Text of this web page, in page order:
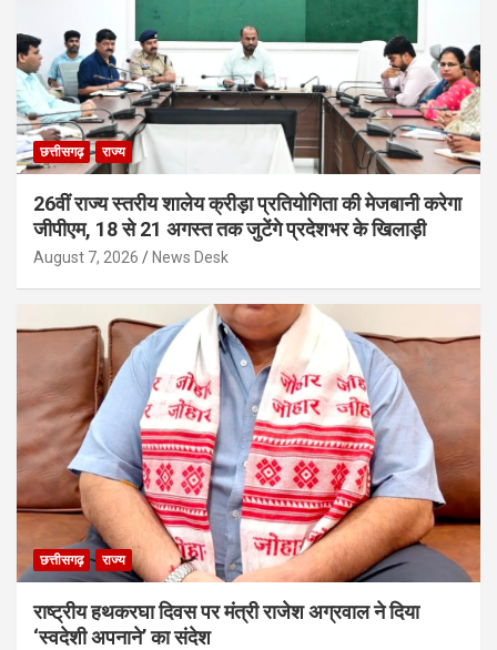
छत्तीसगढ़ राज्य
26वीं राज्य स्तरीय शालेय क्रीड़ा प्रतियोगिता की मेजबानी करेगा
जीपीएम, 18 से 21 अगस्त तक जुटेंगे प्रदेशभर के खिलाड़ी
August 7, 2026 News Desk
छत्तीसगढ़ राज्य
राष्ट्रीय हथकरघा दिवस पर मंत्री राजेश अग्रवाल ने दिया
‘स्वदेशी अपनाने’ का संदेश